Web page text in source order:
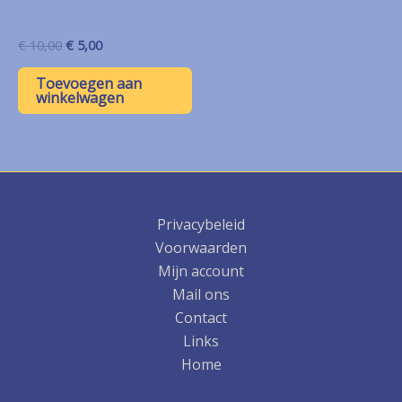
€10,00 Oorspronkelijke
was:
€ 10,00.
€ 5,00Huidige
is:
€ 5,00.
Toevoegen aan
winkelwagen
Privacybeleid
Voorwaarden
Mijn account
Mail ons
Contact
Links
Home